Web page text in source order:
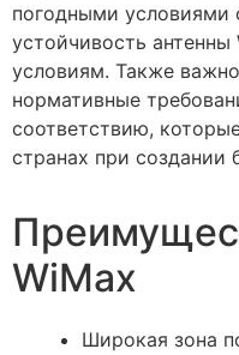
погодными
устойчивость
условиям. Также
нормативные
соответствию,
странах при создании
WiMax
Широкая зона